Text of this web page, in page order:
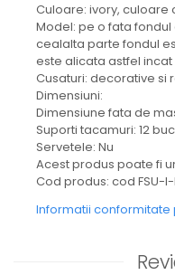
Culoare: ivory, culoare
Model: pe o fata
cealalta parte fondul
este alicata astfel
Cusaturi: decorative si
Dimensiuni:
Dimensiune fata de
Suporti tacamuri: 12
Servetele: Nu
Acest produs poate fi
Cod produs: cod FSU-
Informatii conformitate